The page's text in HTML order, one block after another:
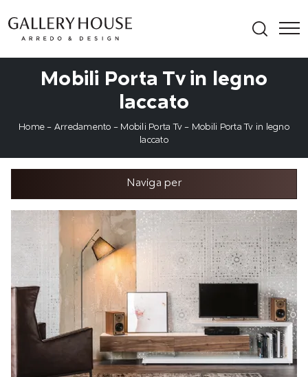
Mobili Porta Tv in legno
laccato
Home - Arredamento - Mobili Porta Tv - Mobili Porta Tv in legno
laccato
Naviga per